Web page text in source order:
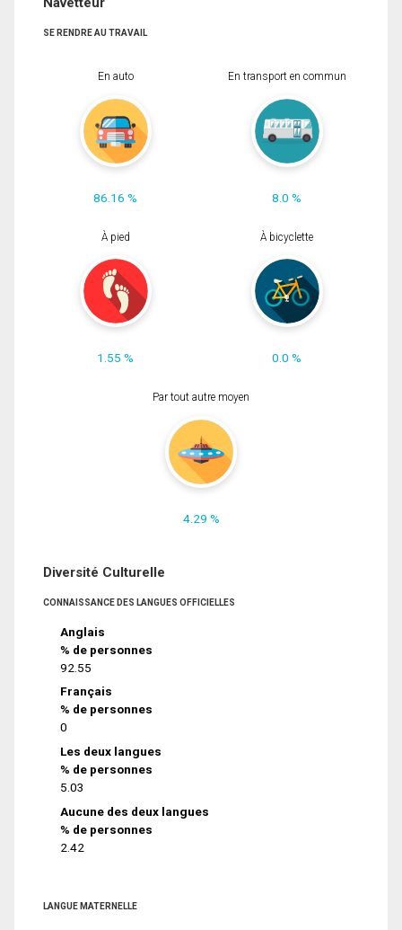
SE RENDRE AU TRAVAIL
En auto
86.16 %
En transport en commun
8.0 %
À pied
1.55 %
À bicyclette
0.0 %
Par tout autre moyen
4.29 %
Diversité Culturelle
CONNAISSANCE DES LANGUES OFFICIELLES
Anglais
% de personnes
92.55
Français
% de personnes
0
Les deux langues
% de personnes
5.03
Aucune des deux langues
% de personnes
2.42
LANGUE MATERNELLE